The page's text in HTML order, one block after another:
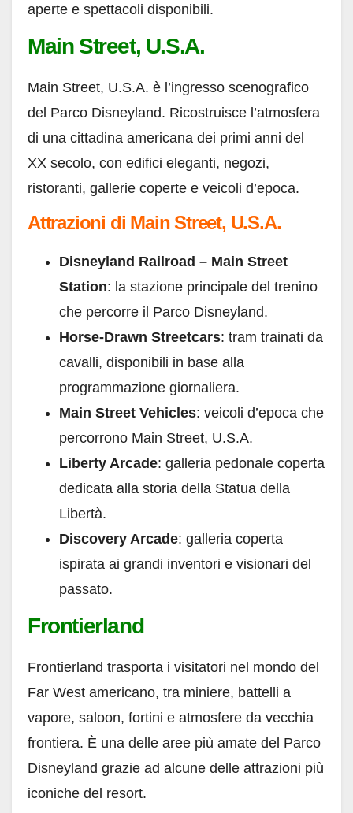
aperte e spettacoli disponibili.
Main Street, U.S.A.
Main Street, U.S.A. è l’ingresso scenografico
del Parco Disneyland. Ricostruisce l’atmosfera
di una cittadina americana dei primi anni del
XX secolo, con edifici eleganti, negozi,
ristoranti, gallerie coperte e veicoli d’epoca.
Attrazioni di Main Street, U.S.A.
Disneyland Railroad – Main Street
Station: la stazione principale del trenino
che percorre il Parco Disneyland.
Horse-Drawn Streetcars: tram trainati da
cavalli, disponibili in base alla
programmazione giornaliera.
Main Street Vehicles: veicoli d’epoca che
percorrono Main Street, U.S.A.
Liberty Arcade: galleria pedonale coperta
dedicata alla storia della Statua della
Libertà.
Discovery Arcade: galleria coperta
ispirata ai grandi inventori e visionari del
passato.
Frontierland
Frontierland trasporta i visitatori nel mondo del
Far West americano, tra miniere, battelli a
vapore, saloon, fortini e atmosfere da vecchia
frontiera. È una delle aree più amate del Parco
Disneyland grazie ad alcune delle attrazioni più
iconiche del resort.